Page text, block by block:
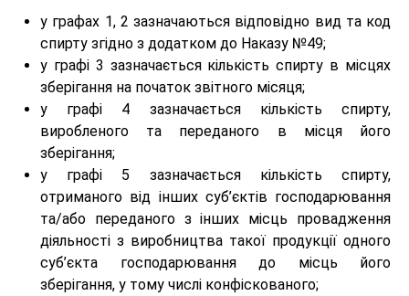
у графах 1, 2 зазначаються відповідно вид та код
спирту згідно з додатком до Наказу №49;
у графі 3 зазначається кількість спирту в місцях
зберігання на початок звітного місяця;
у графі 4 зазначається кількість спирту,
виробленого та переданого в місця його
зберігання;
у графі 5 зазначається кількість спирту,
отриманого від інших суб’єктів господарювання
та/або переданого з інших місць провадження
діяльності з виробництва такої продукції одного
суб’єкта господарювання до місць його
зберігання, у тому числі конфіскованого;